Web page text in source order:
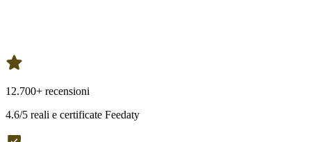
12.700+ recensioni
4.6/5 reali e certificate Feedaty